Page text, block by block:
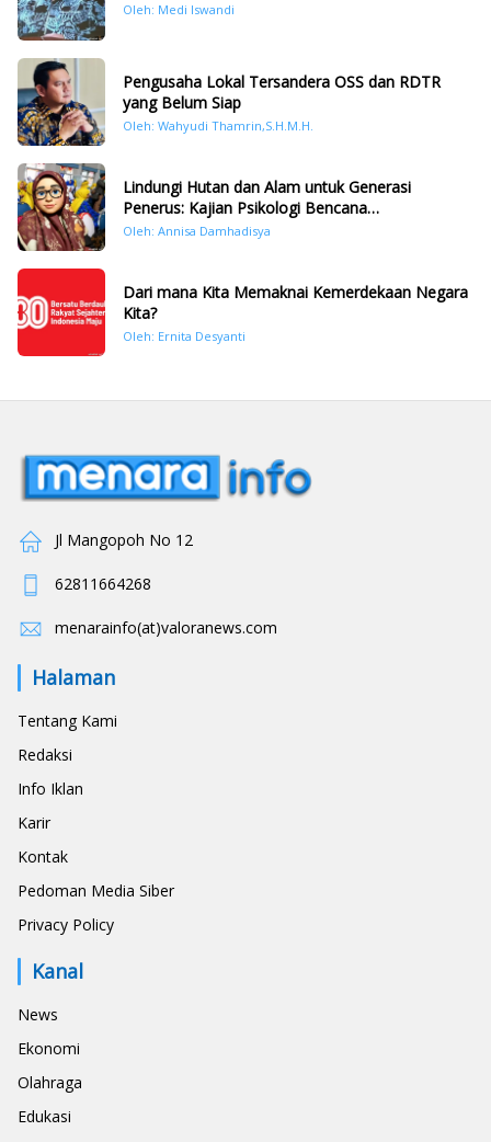
Oleh: Medi Iswandi
Pengusaha Lokal Tersandera OSS dan RDTR
yang Belum Siap
Oleh: Wahyudi Thamrin,S.H.M.H.
Lindungi Hutan dan Alam untuk Generasi
Penerus: Kajian Psikologi Bencana
Hidrometeorologi di Sumatera Pasca Tragedi
Oleh: Annisa Damhadisya
Dari mana Kita Memaknai Kemerdekaan Negara
Kita?
Oleh: Ernita Desyanti
Jl Mangopoh No 12
62811664268
menarainfo(at)valoranews.com
Halaman
Tentang Kami
Redaksi
Info Iklan
Karir
Kontak
Pedoman Media Siber
Privacy Policy
Kanal
News
Ekonomi
Olahraga
Edukasi